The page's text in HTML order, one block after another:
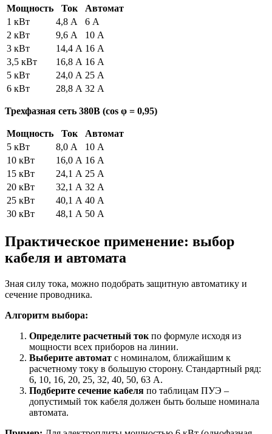
Мощность Ток
Автомат
1 кВт
4,8 А
6 А
2 кВт
9,6 А
10 А
3 кВт
14,4 А 16 А
3,5 кВт
16,8 А 16 А
5 кВт
24,0 А 25 А
6 кВт
28,8 А 32 А
Трехфазная сеть 380В (cos φ = 0,95)
Мощность Ток
Автомат
5 кВт
8,0 А
10 А
10 кВт
16,0 А 16 А
15 кВт
24,1 А 25 А
20 кВт
32,1 А 32 А
25 кВт
40,1 А 40 А
30 кВт
48,1 А 50 А
Практическое применение: выбор
кабеля и автомата
Зная силу тока, можно подобрать защитную автоматику и
сечение проводника.
Алгоритм выбора:
Определите расчетный ток по формуле исходя из
мощности всех приборов на линии.
Выберите автомат с номиналом, ближайшим к
расчетному току в большую сторону. Стандартный ряд:
6, 10, 16, 20, 25, 32, 40, 50, 63 А.
Подберите сечение кабеля по таблицам ПУЭ –
допустимый ток кабеля должен быть больше номинала
автомата.